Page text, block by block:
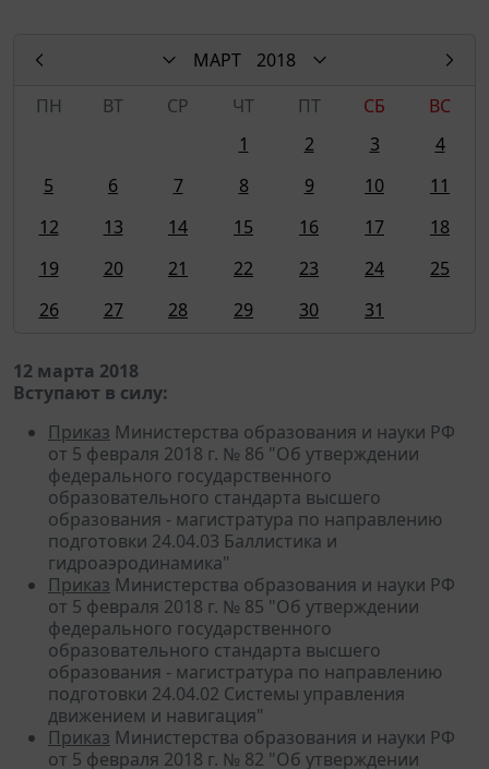
МАРТ
2018
ПН
ВТ СР ЧТ ПТ СБ
ВС
1
2 3
4
5
6 7 8 9 10
11
12
13 14 15 16 17
18
19
20 21 22 23 24
25
26
27 28 29 30 31
12 марта 2018
Вступают в силу:
Приказ Министерства образования и науки РФ
от 5 февраля 2018 г. № 86 "Об утверждении
федерального государственного
образовательного стандарта высшего
образования - магистратура по направлению
подготовки 24.04.03 Баллистика и
гидроаэродинамика"
Приказ Министерства образования и науки РФ
от 5 февраля 2018 г. № 85 "Об утверждении
федерального государственного
образовательного стандарта высшего
образования - магистратура по направлению
подготовки 24.04.02 Системы управления
движением и навигация"
Приказ Министерства образования и науки РФ
от 5 февраля 2018 г. № 82 "Об утверждении